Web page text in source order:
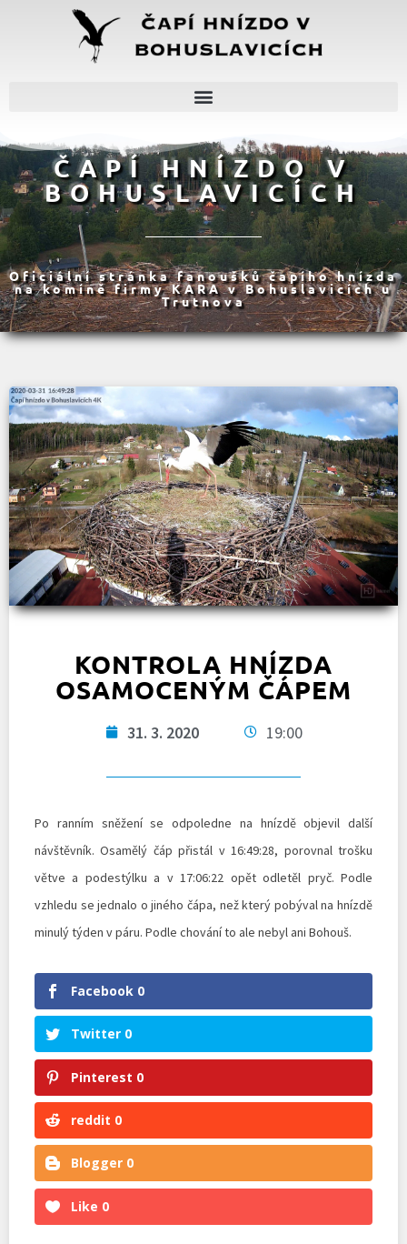
ČAPÍ HNÍZDO V
BOHUSLAVICÍCH
Oficiální stránka fanoušků čapího hnízda
na komíně firmy KARA v Bohuslavicích u
Trutnova
KONTROLA HNÍZDA
OSAMOCENÝM ČÁPEM
31. 3. 2020 19:00
Po ranním sněžení se odpoledne na hnízdě objevil další
návštěvník. Osamělý čáp přistál v 16:49:28, porovnal trošku
větve a podestýlku a v 17:06:22 opět odletěl pryč. Podle
vzhledu se jednalo o jiného čápa, než který pobýval na hnízdě
minulý týden v páru. Podle chování to ale nebyl ani Bohouš.
Facebook 0
Twitter 0
Pinterest 0
reddit 0
Blogger 0
Like 0